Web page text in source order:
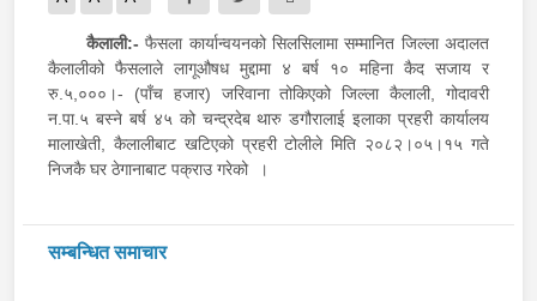
कैलाली:- फैसला कार्यान्वयनको सिलसिलामा सम्मानित जिल्ला अदालत
कैलालीको फैसलाले लागूऔषध मुद्दामा ४ बर्ष १० महिना कैद सजाय र
रु.५,०००।- (पाँच हजार) जरिवाना तोकिएको जिल्ला कैलाली, गोदावरी
न.पा.५ बस्ने बर्ष ४५ को चन्द्रदेब थारु डगौरालाई इलाका प्रहरी कार्यालय
मालाखेती, कैलालीबाट खटिएको प्रहरी टोलीले मिति २०८२।०५।१५ गते
निजकै घर ठेगानाबाट पक्राउ गरेको ।
सम्बन्धित समाचार